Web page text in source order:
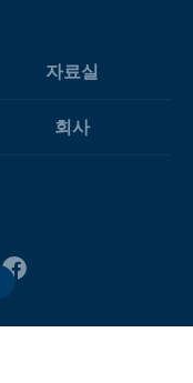
자료실
회사